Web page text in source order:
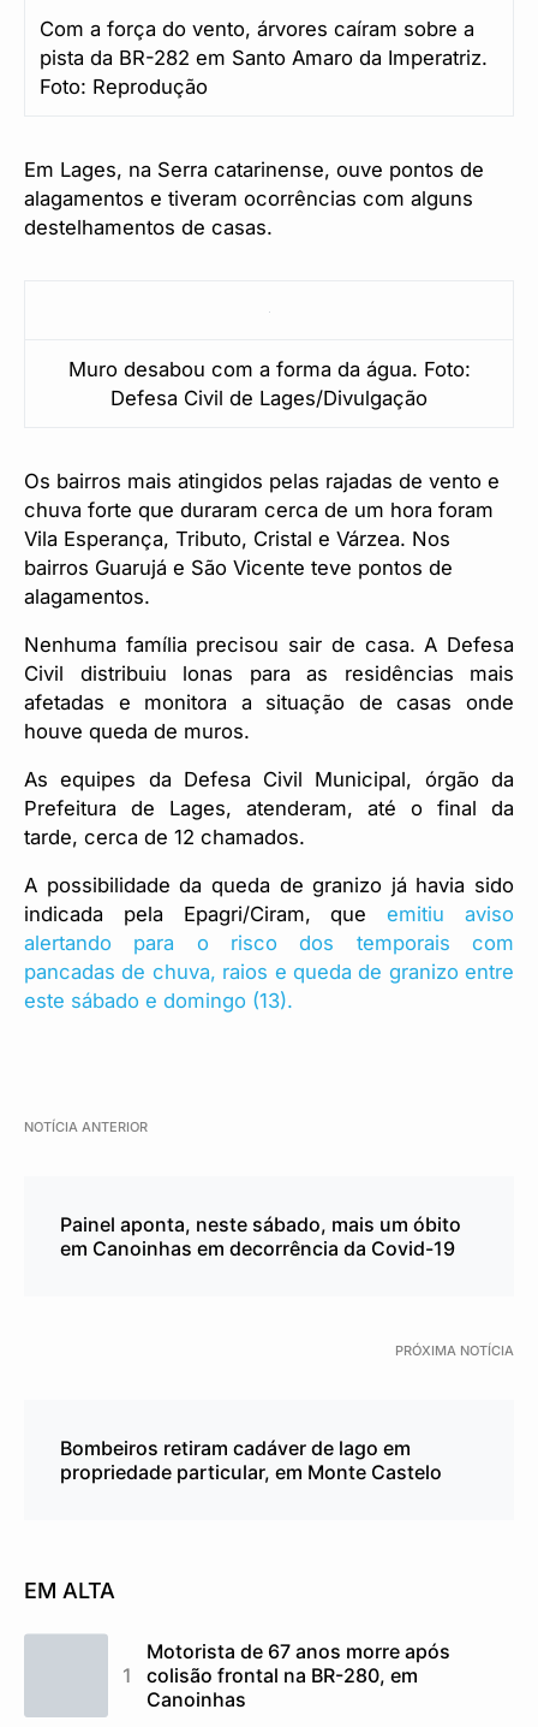
Com a força do vento, árvores caíram sobre a
pista da BR-282 em Santo Amaro da Imperatriz.
Foto: Reprodução
Em Lages, na Serra catarinense, ouve pontos de
alagamentos e tiveram ocorrências com alguns
destelhamentos de casas.
Muro desabou com a forma da água. Foto:
Defesa Civil de Lages/Divulgação
Os bairros mais atingidos pelas rajadas de vento e
chuva forte que duraram cerca de um hora foram
Vila Esperança, Tributo, Cristal e Várzea. Nos
bairros Guarujá e São Vicente teve pontos de
alagamentos.
Nenhuma família precisou sair de casa. A Defesa
Civil distribuiu lonas para as residências mais
afetadas e monitora a situação de casas onde
houve queda de muros.
As equipes da Defesa Civil Municipal, órgão da
Prefeitura de Lages, atenderam, até o final da
tarde, cerca de 12 chamados.
A possibilidade da queda de granizo já havia sido
indicada pela Epagri/Ciram, queemitiu aviso
alertando para o risco dos temporais com
pancadas de chuva, raios e queda de granizo entre
este sábado e domingo (13).
NOTÍCIA ANTERIOR
Painel aponta, neste sábado, mais um óbito
em Canoinhas em decorrência da Covid-19
PRÓXIMA NOTÍCIA
Bombeiros retiram cadáver de lago em
propriedade particular, em Monte Castelo
EM ALTA
Motorista de 67 anos morre após
colisão frontal na BR-280, em
Canoinhas